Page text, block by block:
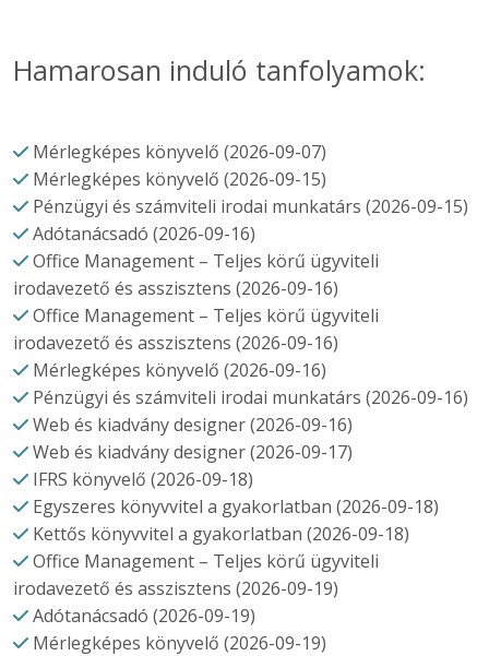
Hamarosan induló tanfolyamok:
Mérlegképes könyvelő (2026-09-07)
Mérlegképes könyvelő (2026-09-15)
Pénzügyi és számviteli irodai munkatárs (2026-09-15)
Adótanácsadó (2026-09-16)
Office Management – Teljes körű ügyviteli
irodavezető és asszisztens (2026-09-16)
Office Management – Teljes körű ügyviteli
irodavezető és asszisztens (2026-09-16)
Mérlegképes könyvelő (2026-09-16)
Pénzügyi és számviteli irodai munkatárs (2026-09-16)
Web és kiadvány designer (2026-09-16)
Web és kiadvány designer (2026-09-17)
IFRS könyvelő (2026-09-18)
Egyszeres könyvvitel a gyakorlatban (2026-09-18)
Kettős könyvvitel a gyakorlatban (2026-09-18)
Office Management – Teljes körű ügyviteli
irodavezető és asszisztens (2026-09-19)
Adótanácsadó (2026-09-19)
Mérlegképes könyvelő (2026-09-19)